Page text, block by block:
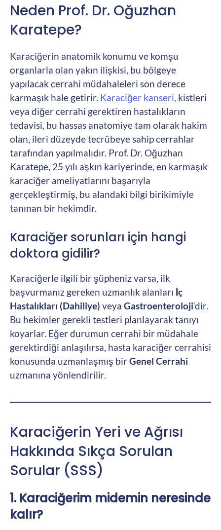
Neden Prof. Dr. Oğuzhan
Karatepe?
Karaciğerin anatomik konumu ve komşu
organlarla olan yakın ilişkisi, bu bölgeye
yapılacak cerrahi müdahaleleri son derece
karmaşık hale getirir. Karaciğer kanseri, kistleri
veya diğer cerrahi gerektiren hastalıkların
tedavisi, bu hassas anatomiye tam olarak hakim
olan, ileri düzeyde tecrübeye sahip cerrahlar
tarafından yapılmalıdır. Prof. Dr. Oğuzhan
Karatepe, 25 yılı aşkın kariyerinde, en karmaşık
karaciğer ameliyatlarını başarıyla
gerçekleştirmiş, bu alandaki bilgi birikimiyle
tanınan bir hekimdir.
Karaciğer sorunları için hangi
doktora gidilir?
Karaciğerle ilgili bir şüpheniz varsa, ilk
başvurmanız gereken uzmanlık alanları İç
Hastalıkları (Dahiliye) veya Gastroenteroloji‘dir.
Bu hekimler gerekli testleri planlayarak tanıyı
koyarlar. Eğer durumun cerrahi bir müdahale
gerektirdiği anlaşılırsa, hasta karaciğer cerrahisi
konusunda uzmanlaşmış birGenel Cerrahi
uzmanına yönlendirilir.
Karaciğerin Yeri ve Ağrısı
Hakkında Sıkça Sorulan
Sorular (SSS)
1. Karaciğerim midemin neresinde
kalır?